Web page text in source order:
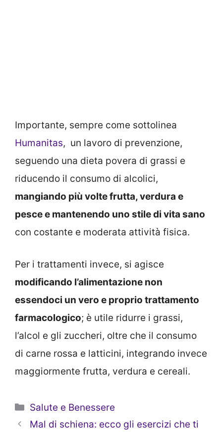
Importante, sempre come sottolinea
Humanitas, un lavoro di prevenzione,
seguendo una dieta povera di grassi e
riducendo il consumo di alcolici,
mangiando più volte frutta, verdura e
pesce e mantenendo uno stile di vita sano
con costante e moderata attività fisica.
Per i trattamenti invece, si agisce
modificando l’alimentazione non
essendoci un vero e proprio trattamento
farmacologico; è utile ridurre i grassi,
l’alcol e gli zuccheri, oltre che il consumo
di carne rossa e latticini, integrando invece
maggiormente frutta, verdura e cereali.
Categorie
Salute e Benessere
Mal di schiena: ecco gli esercizi che ti